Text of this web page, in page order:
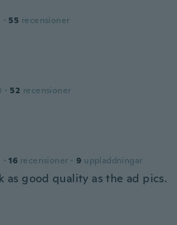
· 55 recensioner
· 52 recensioner
· 16 recensioner · 9 uppladdningar
as good quality as the ad pics.